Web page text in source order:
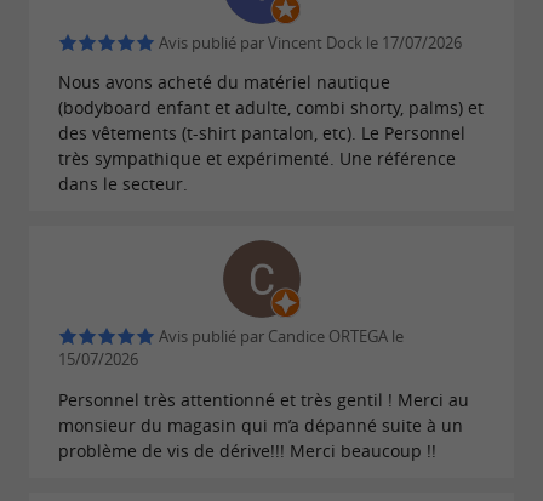
jeunes et compétents. Les leçons sont
accessibles à partir de 4 ans , pour un
particulier, familial, unstage pour enfantou
deperfectionnementdans uneambiance
détendue et conviviale
accompagnent dans l’eauen s’adaptant
. Découvrez la joie de surfer
vous auskate onewheel, une autreactivité
Téléchargements :
Avis publié par Vincent Dock le 17/07/2026
Nous avons acheté du matériel nautique
(bodyboard enfant et adulte, combi shorty, palms) et
des vêtements (t-shirt pantalon, etc). Le Personnel
très sympathique et expérimenté. Une référence
dans le secteur.
Avis publié par Candice ORTEGA le
15/07/2026
Personnel très attentionné et très gentil ! Merci au
monsieur du magasin qui m’a dépanné suite à un
problème de vis de dérive!!! Merci beaucoup !!